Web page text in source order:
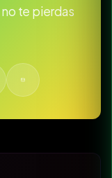
te pierdas